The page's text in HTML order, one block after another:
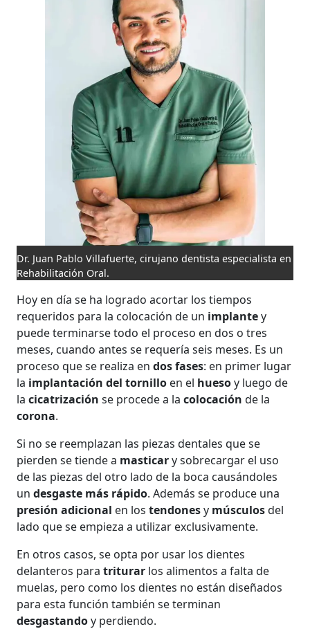
Dr. Juan Pablo Villafuerte, cirujano dentista especialista en
Rehabilitación Oral.
Hoy en día se ha logrado acortar los tiempos
requeridos para la colocación de un implantey
puede terminarse todo el proceso en dos o tres
meses, cuando antes se requería seis meses. Es un
proceso que se realiza endos fases: en primer lugar
la implantación del tornillo en el huesoy luego de
lacicatrizaciónse procede a lacolocaciónde la
corona.
Si no se reemplazan las piezas dentales que se
pierden se tiende a masticary sobrecargar el uso
de las piezas del otro lado de la boca causándoles
undesgaste más rápido. Además se produce una
presión adicional en lostendonesy músculosdel
lado que se empieza a utilizar exclusivamente.
En otros casos, se opta por usar los dientes
delanteros paratriturar los alimentos a falta de
muelas, pero como los dientes no están diseñados
para esta función también se terminan
desgastandoy perdiendo.